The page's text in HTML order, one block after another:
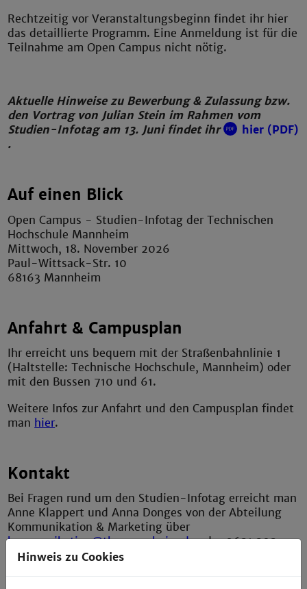
Rechtzeitig vor Veranstaltungsbeginn findet ihr hier
das detaillierte Programm. Eine Anmeldung ist für die
Teilnahme am Open Campus nicht nötig.
Aktuelle Hinweise zu Bewerbung & Zulassung bzw.
den Vortrag von Julian Stein im Rahmen vom
Studien-Infotag am 13. Juni findet ihr
hier (PDF)
.
Auf einen Blick
Open Campus - Studien-Infotag der Technischen
Hochschule Mannheim
Mittwoch, 18. November 2026
Paul-Wittsack-Str. 10
68163 Mannheim
Anfahrt & Campusplan
Ihr erreicht uns bequem mit der Straßenbahnlinie 1
(Haltstelle: Technische Hochschule, Mannheim) oder
mit den Bussen 710 und 61.
Weitere Infos zur Anfahrt und den Campusplan findet
man hier.
Kontakt
Bei Fragen rund um den Studien-Infotag erreicht man
Anne Klappert und Anna Donges von der Abteilung
Kommunikation & Marketing über
kommunikation@th-mannheim.deoder 0621 292
6897 / 0621 292 6565.
Hinweis zu Cookies